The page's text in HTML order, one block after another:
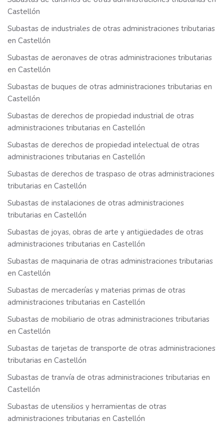
Castellón
Subastas de industriales de otras administraciones tributarias
en Castellón
Subastas de aeronaves de otras administraciones tributarias
en Castellón
Subastas de buques de otras administraciones tributarias en
Castellón
Subastas de derechos de propiedad industrial de otras
administraciones tributarias en Castellón
Subastas de derechos de propiedad intelectual de otras
administraciones tributarias en Castellón
Subastas de derechos de traspaso de otras administraciones
tributarias en Castellón
Subastas de instalaciones de otras administraciones
tributarias en Castellón
Subastas de joyas, obras de arte y antigüedades de otras
administraciones tributarias en Castellón
Subastas de maquinaria de otras administraciones tributarias
en Castellón
Subastas de mercaderías y materias primas de otras
administraciones tributarias en Castellón
Subastas de mobiliario de otras administraciones tributarias
en Castellón
Subastas de tarjetas de transporte de otras administraciones
tributarias en Castellón
Subastas de tranvía de otras administraciones tributarias en
Castellón
Subastas de utensilios y herramientas de otras
administraciones tributarias en Castellón